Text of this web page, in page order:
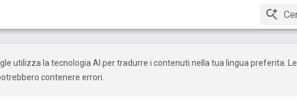
utilizza la tecnologia AI per tradurre i contenuti nella tua lingua preferita. Le
contenere errori.